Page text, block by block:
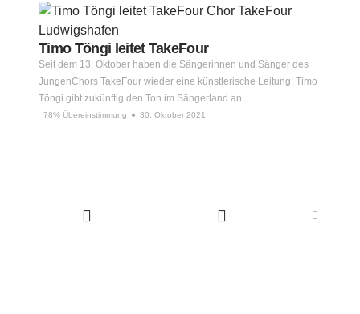
Timo Töngi leitet TakeFour
Seit dem 13. Oktober haben die Sängerinnen und Sänger des
JungenChors TakeFour wieder eine künstlerische Leitung: Timo
Töngi gibt zukünftig den Ton im Sängerland an.…
78% Übereinstimmung 30. Oktober 2021